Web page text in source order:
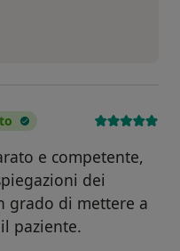
e competente,
dei
grado di mettere a
paziente.